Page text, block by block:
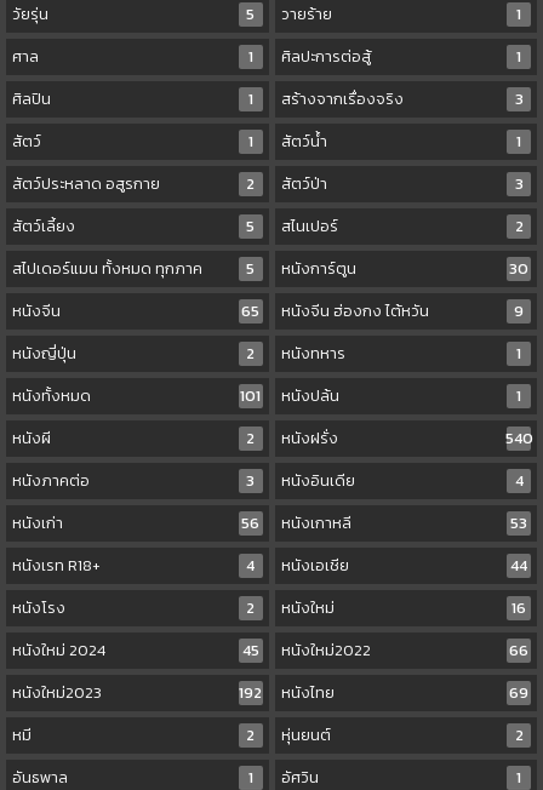
วัยรุ่น
5 วายร้าย
1
ศาล
1 ศิลปะการต่อสู้
1
ศิลปิน
1 สร้างจากเรื่องจริง
3
สัตว์
1 สัตว์น้ำ
1
สัตว์ประหลาด อสูรกาย
2 สัตว์ป่า
3
สัตว์เลี้ยง
5 สไนเปอร์
2
สไปเดอร์แมน ทั้งหมด ทุกภาค
5 หนังการ์ตูน
30
หนังจีน
65 หนังจีน ฮ่องกง ไต้หวัน
9
หนังญี่ปุ่น
2 หนังทหาร
1
หนังทั้งหมด
101 หนังปล้น
1
หนังผี
2 หนังฝรั่ง
540
หนังภาคต่อ
3 หนังอินเดีย
4
หนังเก่า
56 หนังเกาหลี
53
หนังเรท R18+
4 หนังเอเชีย
44
หนังโรง
2 หนังใหม่
16
หนังใหม่ 2024
45 หนังใหม่2022
66
หนังใหม่2023
192 หนังไทย
69
หมี
2 หุ่นยนต์
2
อันธพาล
1 อัศวิน
1